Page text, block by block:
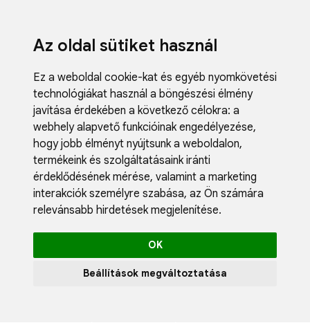
Az oldal sütiket használ
Ez a weboldal cookie-kat és egyéb nyomkövetési
technológiákat használ a böngészési élmény
javítása érdekében a következő célokra: a
webhely alapvető funkcióinak engedélyezése,
hogy jobb élményt nyújtsunk a weboldalon,
termékeink és szolgáltatásaink iránti
érdeklődésének mérése, valamint a marketing
interakciók személyre szabása, az Ön számára
relevánsabb hirdetések megjelenítése.
OK
Beállítások megváltoztatása
Blog